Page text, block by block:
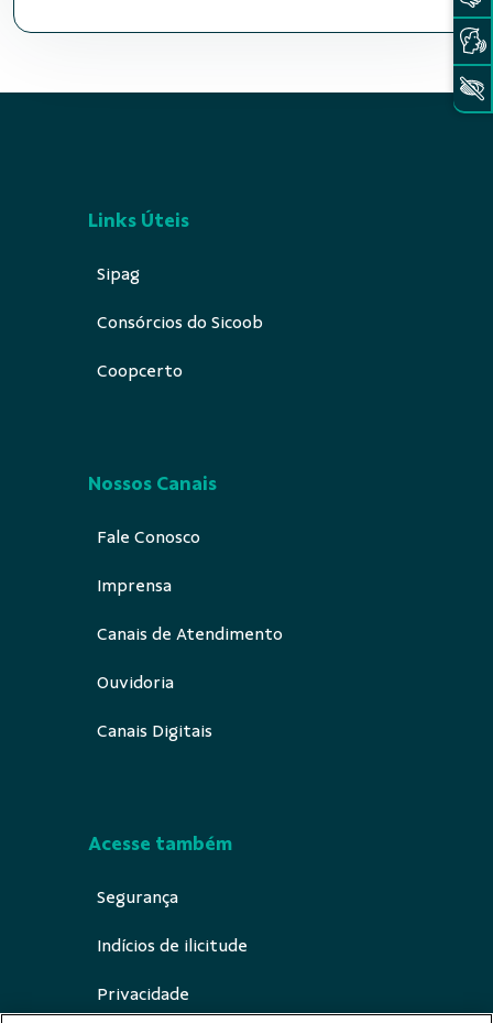
Links Úteis
Sipag
Consórcios do Sicoob
Coopcerto
Nossos Canais
Fale Conosco
Imprensa
Canais de Atendimento
Ouvidoria
Canais Digitais
Acesse também
Segurança
Indícios de ilicitude
Privacidade